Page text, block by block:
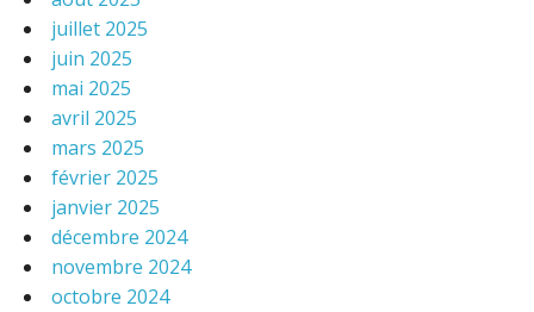
juillet 2025
juin 2025
mai 2025
avril 2025
mars 2025
février 2025
janvier 2025
décembre 2024
novembre 2024
octobre 2024